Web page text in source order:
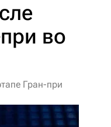
во
Гран-при